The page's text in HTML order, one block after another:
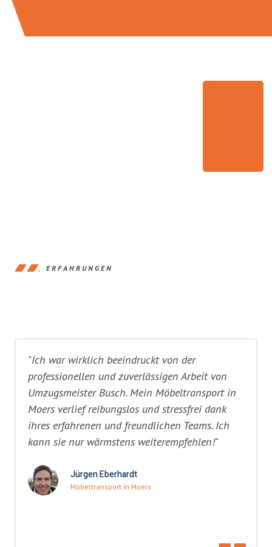
ERFAHRUNGEN
"Ich war wirklich beeindruckt von der
professionellen und zuverlässigen Arbeit von
Umzugsmeister Busch. Mein Möbeltransport in
Moers verlief reibungslos und stressfrei dank
ihres erfahrenen und freundlichen Teams. Ich
kann sie nur wärmstens weiterempfehlen!"
Jürgen Eberhardt
Möbeltransport in Moers